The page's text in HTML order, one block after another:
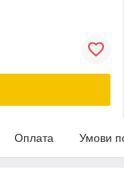
Оплата Умови